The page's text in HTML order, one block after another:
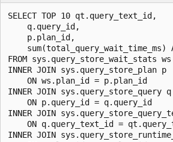
SELECT TOP 10 qt.query_text_id,
    q.query_id,
    p.plan_id,
sum(total_query_wait_time_ms)
FROM sys.query_store_wait_stats ws
INNER JOIN sys.query_store_plan p
    ON ws.plan_id = p.plan_id
INNER JOIN sys.query_store_query q
    ON p.query_id = q.query_id
INNER JOIN
ON q.query_text_id =
INNER JOIN